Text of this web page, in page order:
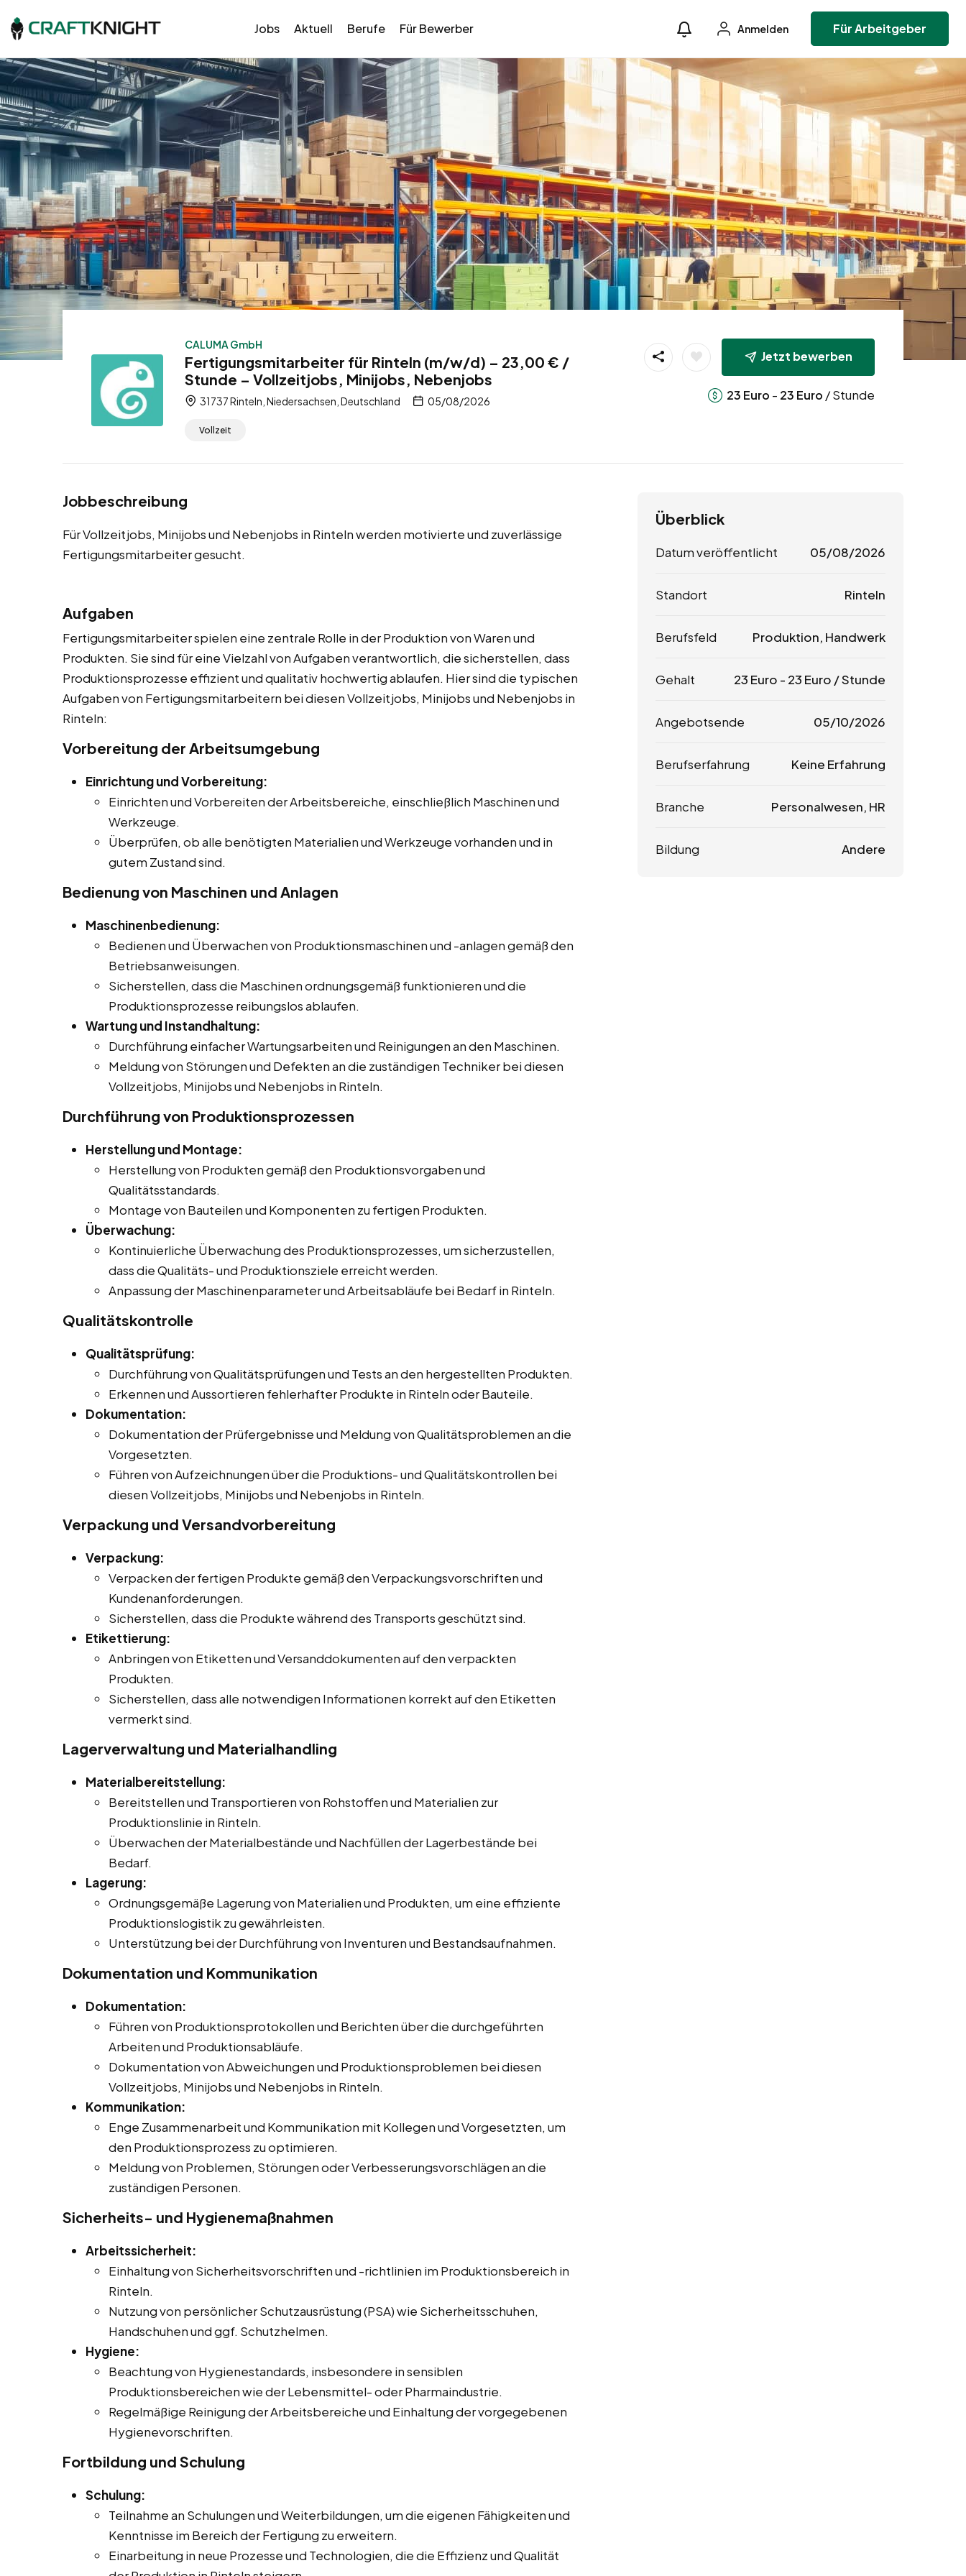
Jobs Aktuell Berufe Für Bewerber Anmelden Für Arbeitgeber
CALUMA GmbH
Fertigungsmitarbeiter für Rinteln (m/w/d) – 23,00 € /
Stunde – Vollzeitjobs, Minijobs, Nebenjobs
31737 Rinteln, Niedersachsen, Deutschland 05/08/2026
Vollzeit
Jetzt bewerben
23 Euro - 23 Euro / Stunde
Jobbeschreibung
Für Vollzeitjobs, Minijobs und Nebenjobs in Rinteln werden motivierte und zuverlässige
Fertigungsmitarbeiter gesucht.
Aufgaben
Fertigungsmitarbeiter spielen eine zentrale Rolle in der Produktion von Waren und
Produkten. Sie sind für eine Vielzahl von Aufgaben verantwortlich, die sicherstellen, dass
Produktionsprozesse effizient und qualitativ hochwertig ablaufen. Hier sind die typischen
Aufgaben von Fertigungsmitarbeitern bei diesen Vollzeitjobs, Minijobs und Nebenjobs in
Rinteln:
Vorbereitung der Arbeitsumgebung
Einrichtung und Vorbereitung:
Einrichten und Vorbereiten der Arbeitsbereiche, einschließlich Maschinen und
Werkzeuge.
Überprüfen, ob alle benötigten Materialien und Werkzeuge vorhanden und in
gutem Zustand sind.
Bedienung von Maschinen und Anlagen
Maschinenbedienung:
Bedienen und Überwachen von Produktionsmaschinen und -anlagen gemäß den
Betriebsanweisungen.
Sicherstellen, dass die Maschinen ordnungsgemäß funktionieren und die
Produktionsprozesse reibungslos ablaufen.
Wartung und Instandhaltung:
Durchführung einfacher Wartungsarbeiten und Reinigungen an den Maschinen.
Meldung von Störungen und Defekten an die zuständigen Techniker bei diesen
Vollzeitjobs, Minijobs und Nebenjobs in Rinteln.
Durchführung von Produktionsprozessen
Herstellung und Montage:
Herstellung von Produkten gemäß den Produktionsvorgaben und
Qualitätsstandards.
Montage von Bauteilen und Komponenten zu fertigen Produkten.
Überwachung:
Kontinuierliche Überwachung des Produktionsprozesses, um sicherzustellen,
dass die Qualitäts- und Produktionsziele erreicht werden.
Anpassung der Maschinenparameter und Arbeitsabläufe bei Bedarf in Rinteln.
Qualitätskontrolle
Qualitätsprüfung:
Durchführung von Qualitätsprüfungen und Tests an den hergestellten Produkten.
Erkennen und Aussortieren fehlerhafter Produkte in Rinteln oder Bauteile.
Dokumentation:
Dokumentation der Prüfergebnisse und Meldung von Qualitätsproblemen an die
Vorgesetzten.
Führen von Aufzeichnungen über die Produktions- und Qualitätskontrollen bei
diesen Vollzeitjobs, Minijobs und Nebenjobs in Rinteln.
Verpackung und Versandvorbereitung
Verpackung:
Verpacken der fertigen Produkte gemäß den Verpackungsvorschriften und
Kundenanforderungen.
Sicherstellen, dass die Produkte während des Transports geschützt sind.
Etikettierung:
Anbringen von Etiketten und Versanddokumenten auf den verpackten
Produkten.
Sicherstellen, dass alle notwendigen Informationen korrekt auf den Etiketten
vermerkt sind.
Lagerverwaltung und Materialhandling
Materialbereitstellung:
Bereitstellen und Transportieren von Rohstoffen und Materialien zur
Produktionslinie in Rinteln.
Überwachen der Materialbestände und Nachfüllen der Lagerbestände bei
Bedarf.
Lagerung:
Ordnungsgemäße Lagerung von Materialien und Produkten, um eine effiziente
Produktionslogistik zu gewährleisten.
Unterstützung bei der Durchführung von Inventuren und Bestandsaufnahmen.
Dokumentation und Kommunikation
Dokumentation:
Führen von Produktionsprotokollen und Berichten über die durchgeführten
Arbeiten und Produktionsabläufe.
Dokumentation von Abweichungen und Produktionsproblemen bei diesen
Vollzeitjobs, Minijobs und Nebenjobs in Rinteln.
Kommunikation:
Enge Zusammenarbeit und Kommunikation mit Kollegen und Vorgesetzten, um
den Produktionsprozess zu optimieren.
Meldung von Problemen, Störungen oder Verbesserungsvorschlägen an die
zuständigen Personen.
Sicherheits- und Hygienemaßnahmen
Arbeitssicherheit:
Einhaltung von Sicherheitsvorschriften und -richtlinien im Produktionsbereich in
Rinteln.
Nutzung von persönlicher Schutzausrüstung (PSA) wie Sicherheitsschuhen,
Handschuhen und ggf. Schutzhelmen.
Hygiene:
Beachtung von Hygienestandards, insbesondere in sensiblen
Produktionsbereichen wie der Lebensmittel- oder Pharmaindustrie.
Regelmäßige Reinigung der Arbeitsbereiche und Einhaltung der vorgegebenen
Hygienevorschriften.
Fortbildung und Schulung
Schulung:
Teilnahme an Schulungen und Weiterbildungen, um die eigenen Fähigkeiten und
Kenntnisse im Bereich der Fertigung zu erweitern.
Einarbeitung in neue Prozesse und Technologien, die die Effizienz und Qualität
Überblick
Datum veröffentlicht 05/08/2026
Standort Rinteln
Berufsfeld Produktion, Handwerk
Gehalt 23 Euro - 23 Euro / Stunde
Angebotsende 05/10/2026
Berufserfahrung Keine Erfahrung
Branche Personalwesen, HR
Bildung Andere